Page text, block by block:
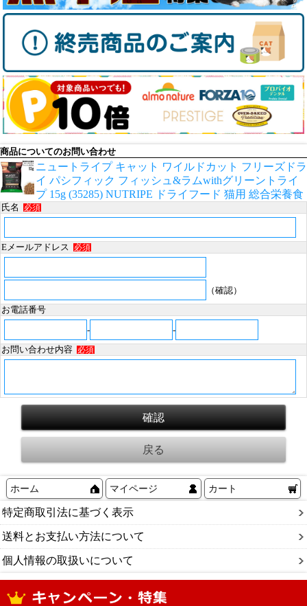
商品についてのお問い合わせ
ニュートライプ キャット ワイルドカット フリーズドラ
イ パシフィック フィッシュ&ラムwithグリーントライ
プ 15g (35285) NUTRIPE ドライフード 猫用 総合栄養食
氏名 必須
Eメールアドレス 必須
（確認）
お電話番号
-
-
お問い合わせ内容
必須
ホーム マイページ カート
特定商取引法に基づく表示
送料とお支払い方法について
個人情報の取扱いについて